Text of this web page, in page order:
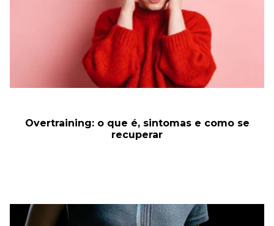
Overtraining: o que é, sintomas e como se
recuperar